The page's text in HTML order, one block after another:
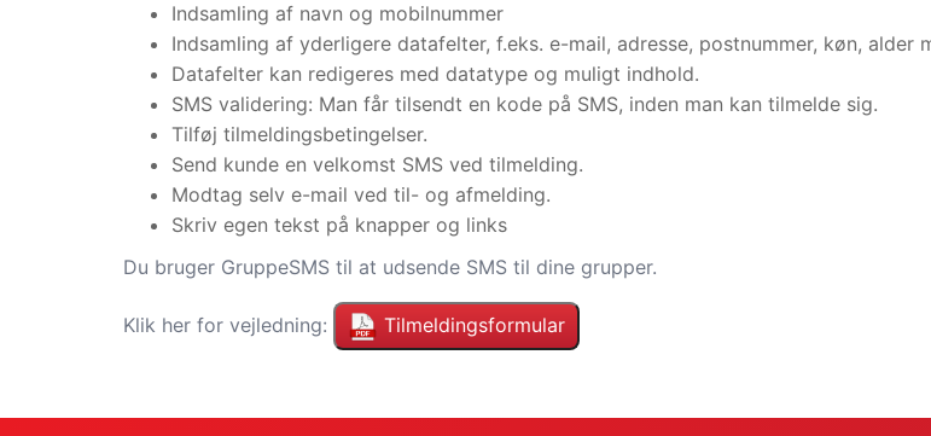
Indsamling af navn og mobilnummer
Indsamling af yderligere datafelter, f.eks. e-mail, adresse, postnummer, køn, alder
Datafelter kan redigeres med datatype og muligt indhold.
SMS validering: Man får tilsendt en kode på SMS, inden man kan tilmelde sig.
Tilføj tilmeldingsbetingelser.
Send kunde en velkomst SMS ved tilmelding.
Modtag selv e-mail ved til- og afmelding.
Skriv egen tekst på knapper og links
Du bruger GruppeSMS til at udsende SMS til dine grupper.
Klik her for vejledning: Tilmeldingsformular